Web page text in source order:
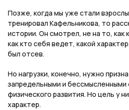
Позже, когда мы уже стали
тренировал Кафельникова, то
истории. Он смотрел, не на то, как
как кто себя ведет, какой
был отсев.
Но нагрузки, конечно, нужно
запредельными и бессмысленными
физического развития. Но цель у
характер.